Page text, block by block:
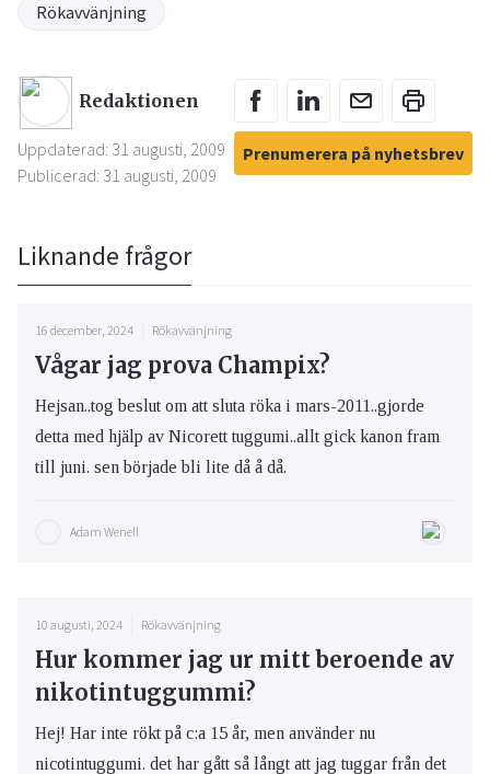
Rökavvänjning
Redaktionen
Uppdaterad: 31 augusti, 2009
Publicerad: 31 augusti, 2009
Prenumerera på nyhetsbrev
Liknande frågor
16 december, 2024 Rökavvänjning
Vågar jag prova Champix?
Hejsan..tog beslut om att sluta röka i mars-2011..gjorde
detta med hjälp av Nicorett tuggumi..allt gick kanon fram
till juni. sen började bli lite då å då.
Adam Wenell
10 augusti, 2024 Rökavvänjning
Hur kommer jag ur mitt beroende av
nikotintuggummi?
Hej! Har inte rökt på c:a 15 år, men använder nu
nicotintuggumi. det har gått så långt att jag tuggar från det